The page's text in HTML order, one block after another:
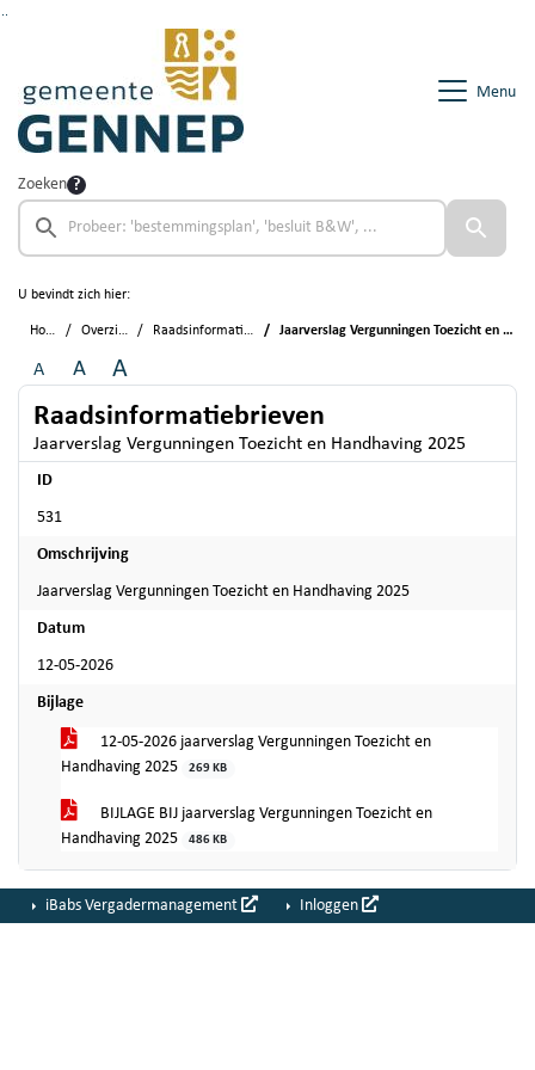
Menu
Zoeken
U bevindt zich hier:
Home Overzichten Raadsinformatiebrieven Jaarverslag Vergunningen Toezicht en Handhaving 2025
A A A
Raadsinformatiebrieven
Jaarverslag Vergunningen Toezicht en Handhaving 2025
ID
531
Omschrijving
Jaarverslag Vergunningen Toezicht en Handhaving 2025
Datum
12-05-2026
Bijlage
12-05-2026 jaarverslag Vergunningen Toezicht en
Handhaving 2025
269 KB
BIJLAGE BIJ jaarverslag Vergunningen Toezicht en
Handhaving 2025
486 KB
iBabs Vergadermanagement Inloggen